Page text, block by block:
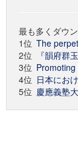
最も多くダウ
1位 The
2位
『韻府群
3位
4位 日本にお
5位 慶應義塾